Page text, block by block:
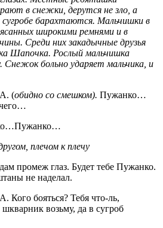
в снежки, дерутся не зло, а
барахтаются. Мальчишки в
широкими ремнями и в
Среди них закадычные друзья
Шапочка. Рослый мальчишка
Снежок больно ударяет мальчика, и
(обидно со смешком). Пужанко…
плечом к плечу
промеж глаз. Будет тебе Пужанко.
не наделал.
бояться? Тебя что-ль,
возьму, да в сугроб